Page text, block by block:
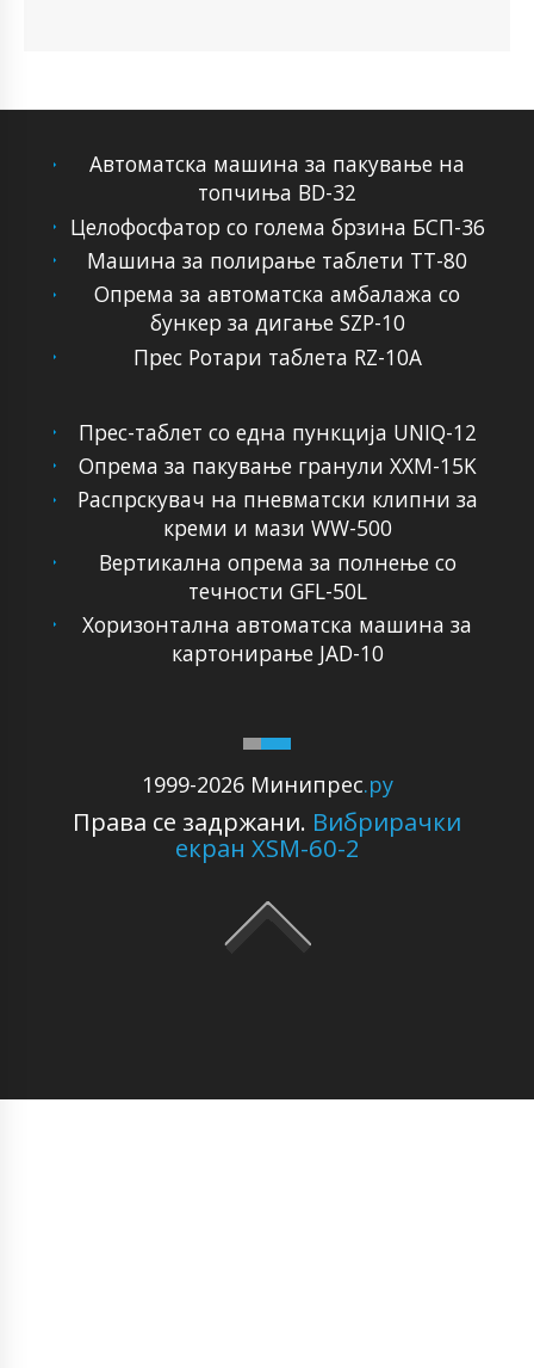
Автоматска машина за пакување на
топчиња BD-32
Целофосфатор со голема брзина БСП-36
Машина за полирање таблети TT-80
Опрема за автоматска амбалажа со
бункер за дигање SZP-10
Прес Ротари таблета RZ-10A
1999-2026 Минипрес.ру
Права се задржани. Вибрирачки
екран XSM-60-2
Прес-таблет со една пункција UNIQ-12
Опрема за пакување гранули XXM-15K
Распрскувач на пневматски клипни за
креми и мази WW-500
Вертикална опрема за полнење со
течности GFL-50L
Хоризонтална автоматска машина за
картонирање JAD-10